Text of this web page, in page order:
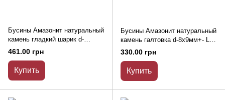
Бусины Амазонит натуральный
камень гладкий шарик d-
12мм+- L-38см+- на нитке
461.00 грн
Купить
Бусины Амазонит натуральный
камень галтовка d-8х9мм+- L-
43см+- на нитке
330.00 грн
Купить